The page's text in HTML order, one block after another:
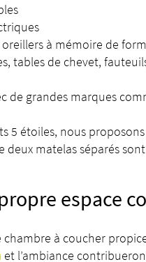
oreillers à mémoire de
tables de chevet,
de grandes marques
5 étoiles, nous
deux matelas séparés
espace
à coucher
et l’ambiance